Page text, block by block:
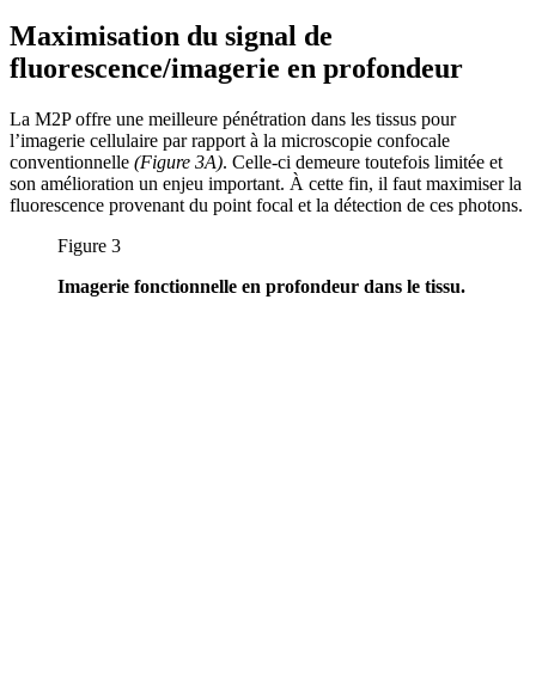
Maximisation du signal de
fluorescence/imagerie en profondeur
La M2P offre une meilleure pénétration dans les tissus pour
l’imagerie cellulaire par rapport à la microscopie confocale
conventionnelle (Figure 3A). Celle-ci demeure toutefois limitée et
son amélioration un enjeu important. À cette fin, il faut maximiser la
fluorescence provenant du point focal et la détection de ces photons.
Figure 3
Imagerie fonctionnelle en profondeur dans le tissu.